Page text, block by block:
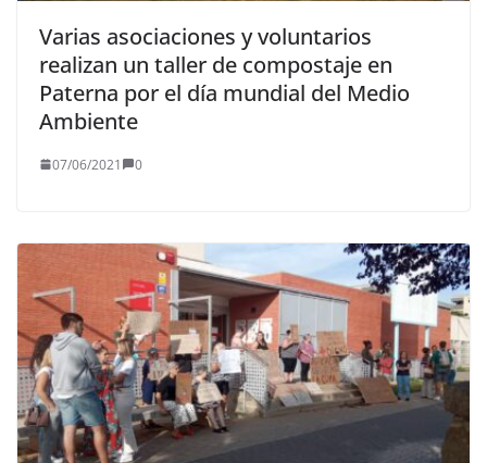
Varias asociaciones y voluntarios
realizan un taller de compostaje en
Paterna por el día mundial del Medio
Ambiente
07/06/2021 0